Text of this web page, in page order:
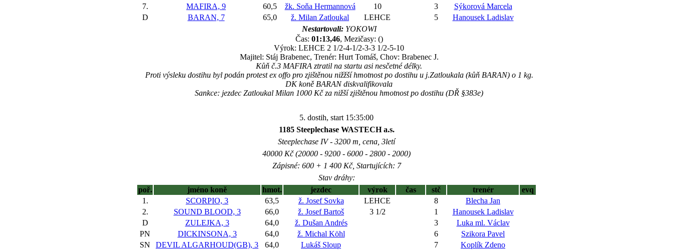
7.
MAFIRA, 9 60,5 žk. Soňa Hermannová 10 3
Sýkorová Marcela
D
BARAN, 7 65,0 ž. Milan Zatloukal LEHCE 5
Hanousek Ladislav
Nestartovali:YOKOWI
Čas: 01:13,46, Mezičasy: ()
Výrok: LEHCE 2 1/2-4-1/2-3-3 1/2-5-10
Majitel: Stáj Brabenec, Trenér: Hurt Tomáš, Chov: Brabenec J.
Kůň č.3 MAFIRA ztratil na startu asi nesčetné délky.
Proti výsleku dostihu byl podán protest ex offo pro zjištěnou nižžší hmotnost po dostihu u j.Zatloukala (kůň BARAN) o 1 kg.
DK koně BARAN diskvalifikovala
Sankce: jezdec Zatloukal Milan 1000 Kč za nižší zjištěnou hmotnost po dostihu (DŘ §383e)
5. dostih, start 15:35:00
1185 Steeplechase WASTECH a.s.
Steeplechase IV - 3200 m, cena, 3letí
40000 Kč (20000 - 9200 - 6000 - 2800 - 2000)
Zápisné: 600 + 1 400 Kč, Startujících: 7
Stav dráhy:
poř.
jméno koně hmot. jezdec výrok čas stč trenér
evq
1.
SCORPIO, 3 63,5 ž. Josef Sovka LEHCE 8
Blecha Jan
2.
SOUND BLOOD, 3 66,0 ž. Josef Bartoš 3 1/2 1
Hanousek Ladislav
D
ZULEJKA, 3 64,0 ž. Dušan Andrés 3
Luka ml. Václav
PN
DICKINSONA, 3 64,0 ž. Michal Köhl 6
Szikora Pavel
SN
DEVIL ALGARHOUD(GB), 3 64,0 Lukáš Sloup 7
Koplík Zdeno